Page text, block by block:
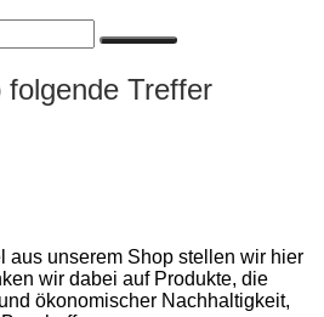
Treffer
aus unserem Shop stellen wir hier
wir dabei auf Produkte, die
ökonomischer Nachhaltigkeit,